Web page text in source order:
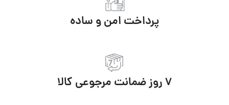
پرداخت امن و ساده
7 روز ضمانت مرجوعی کالا